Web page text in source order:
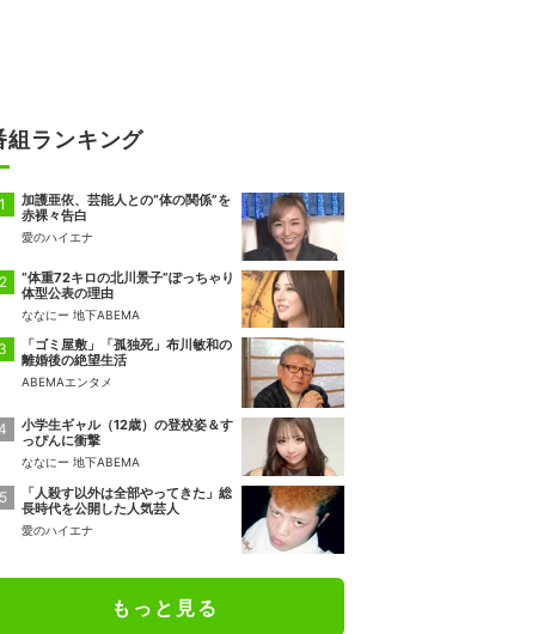
組ランキング
加護亜依、芸能人との“体の関係”を
赤裸々告白
愛のハイエナ
“体重72キロの北川景子”ぽっちゃり
体型公表の理由
ななにー 地下ABEMA
「ゴミ屋敷」「孤独死」布川敏和の
離婚後の絶望生活
ABEMAエンタメ
小学生ギャル（12歳）の登校姿＆す
っぴんに衝撃
ななにー 地下ABEMA
「人殺す以外は全部やってきた」総
長時代を公開した人気芸人
愛のハイエナ
もっと見る